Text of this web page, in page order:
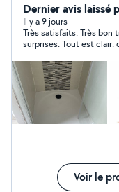
de systèmes de
Nous intervenons
pompe à chaleur plomberie générale chauffage
dépannage et recherche de
entretien et maintenance Notre
propre, fiable et
adaptées à chaque client. Devis
Dernier avis laissé
Il y a 9 jours
Très satisfaits. Très bon
Voir le